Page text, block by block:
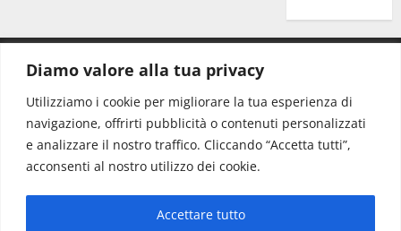
Diamo valore alla tua privacy
Utilizziamo i cookie per migliorare la tua esperienza di
navigazione, offrirti pubblicità o contenuti personalizzati
e analizzare il nostro traffico. Cliccando “Accetta tutti”,
acconsenti al nostro utilizzo dei cookie.
Accettare tutto
Redazione: redazione@www.martinasera.it
Direttore:direttore@www.martinasera.it
Info & Commerciale:info@www.martinasera.it